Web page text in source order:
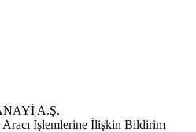
A.Ş.
Aracı İşlemlerine İlişkin Bildirim